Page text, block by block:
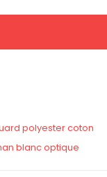
polyester coton
blanc optique